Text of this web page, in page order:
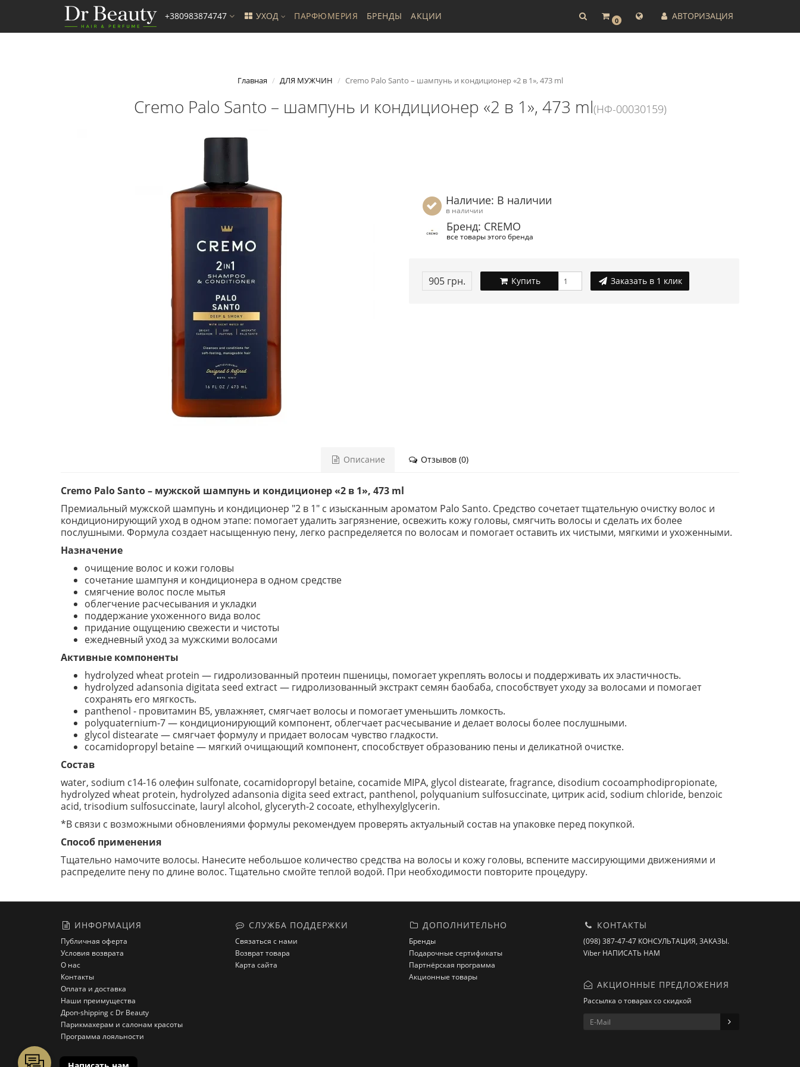
0 АВТОРИЗАЦИЯ
+380983874747 УХОД ПАРФЮМЕРИЯ БРЕНДЫ АКЦИИ
Главная ДЛЯ МУЖЧИН Cremo Palo Santo – шампунь и кондиционер «2 в 1», 473 ml
Cremo Palo Santo – шампунь и кондиционер «2 в 1», 473 ml(НФ-00030159)
Наличие: В наличии
в наличии
Бренд: CREMO
все товары этого бренда
905 грн. Купить Заказать в 1 клик
Описание Отзывов (0)
Cremo Palo Santo – мужской шампунь и кондиционер «2 в 1», 473 ml
Премиальный мужской шампунь и кондиционер "2 в 1" с изысканным ароматом Palo Santo. Средство сочетает тщательную очистку волос и
кондиционирующий уход в одном этапе: помогает удалить загрязнение, освежить кожу головы, смягчить волосы и сделать их более
послушными. Формула создает насыщенную пену, легко распределяется по волосам и помогает оставить их чистыми, мягкими и ухоженными.
Назначение
очищение волос и кожи головы
сочетание шампуня и кондиционера в одном средстве
смягчение волос после мытья
облегчение расчесывания и укладки
поддержание ухоженного вида волос
придание ощущению свежести и чистоты
ежедневный уход за мужскими волосами
Активные компоненты
hydrolyzed wheat protein — гидролизованный протеин пшеницы, помогает укреплять волосы и поддерживать их эластичность.
hydrolyzed adansonia digitata seed extract — гидролизованный экстракт семян баобаба, способствует уходу за волосами и помогает
сохранять его мягкость.
panthenol - провитамин B5, увлажняет, смягчает волосы и помогает уменьшить ломкость.
polyquaternium-7 — кондиционирующий компонент, облегчает расчесывание и делает волосы более послушными.
glycol distearate — смягчает формулу и придает волосам чувство гладкости.
cocamidopropyl betaine — мягкий очищающий компонент, способствует образованию пены и деликатной очистке.
Состав
water, sodium c14-16 олефин sulfonate, cocamidopropyl betaine, cocamide MIPA, glycol distearate, fragrance, disodium cocoamphodipropionate,
hydrolyzed wheat protein, hydrolyzed adansonia digita seed extract, panthenol, polyquanium sulfosuccinate, цитрик acid, sodium chloride, benzoic
acid, trisodium sulfosuccinate, lauryl alcohol, glyceryth-2 cocoate, ethylhexylglycerin.
*В связи с возможными обновлениями формулы рекомендуем проверять актуальный состав на упаковке перед покупкой.
Способ применения
Тщательно намочите волосы. Нанесите небольшое количество средства на волосы и кожу головы, вспените массирующими движениями и
распределите пену по длине волос. Тщательно смойте теплой водой. При необходимости повторите процедуру.
ИНФОРМАЦИЯ
Публичная оферта
Условия возврата
О нас
Контакты
Оплата и доставка
Наши преимущества
Дроп-shipping с Dr Beauty
Парикмахерам и салонам красоты
Программа лояльности
СЛУЖБА ПОДДЕРЖКИ
Связаться с нами
Возврат товара
Карта сайта
ДОПОЛНИТЕЛЬНО
Бренды
Подарочные сертификаты
Партнёрская программа
Акционные товары
КОНТАКТЫ
(098) 387-47-47 КОНСУЛЬТАЦИЯ, ЗАКАЗЫ.
Viber НАПИСАТЬ НАМ
АКЦИОННЫЕ ПРЕДЛОЖЕНИЯ
Рассылка о товарах со скидкой